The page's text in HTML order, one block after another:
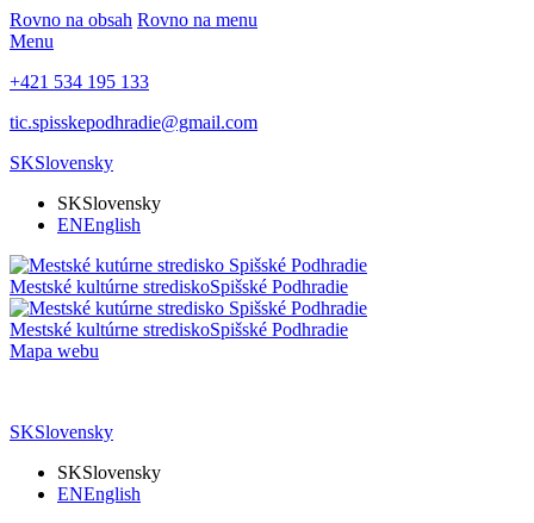
Rovno na obsah Rovno na menu
Menu
+421 534 195 133
tic.spisskepodhradie@gmail.com
SKSlovensky
SKSlovensky
ENEnglish
Mestské kultúrne strediskoSpišské Podhradie
Mestské kultúrne strediskoSpišské Podhradie
Mapa webu
SKSlovensky
SKSlovensky
ENEnglish